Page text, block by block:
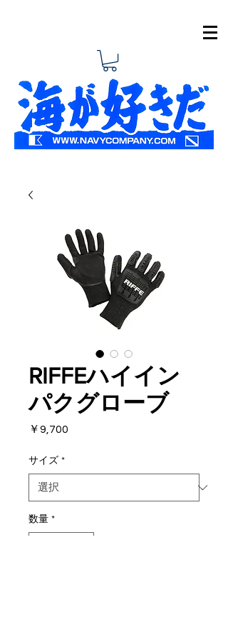
RIFFEハイイン
パクグローブ
￥9,700
サイズ *
数量 *